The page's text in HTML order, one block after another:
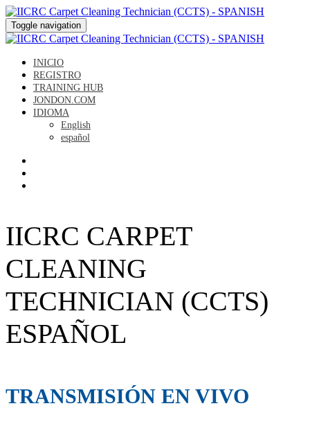
Toggle navigation
INICIO
REGISTRO
TRAINING HUB
JONDON.COM
IDIOMA
English
español
IICRC CARPET
CLEANING
TECHNICIAN (CCTS)
ESPAÑOL
TRANSMISIÓN EN VIVO